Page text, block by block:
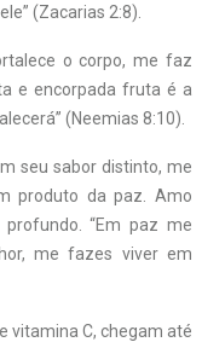
(Zacarias 2:8).
o corpo, me faz
e encorpada fruta é a
(Neemias 8:10).
seu sabor distinto, me
produto da paz. Amo
“Em paz me
me fazes viver em
vitamina C, chegam até